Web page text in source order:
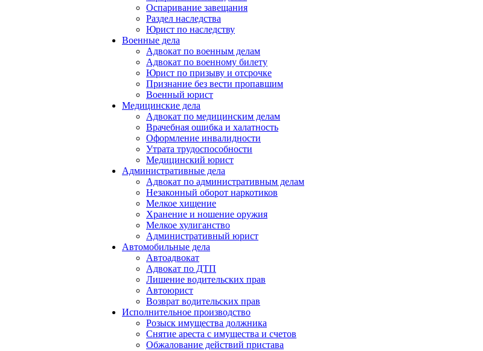
Оспаривание завещания
Раздел наследства
Юрист по наследству
Военные дела
Адвокат по военным делам
Адвокат по военному билету
Юрист по призыву и отсрочке
Признание без вести пропавшим
Военный юрист
Медицинские дела
Адвокат по медицинским делам
Врачебная ошибка и халатность
Оформление инвалидности
Утрата трудоспособности
Медицинский юрист
Административные дела
Адвокат по административным делам
Незаконный оборот наркотиков
Мелкое хищение
Хранение и ношение оружия
Мелкое хулиганство
Административный юрист
Автомобильные дела
Автоадвокат
Адвокат по ДТП
Лишение водительских прав
Автоюрист
Возврат водительских прав
Исполнительное производство
Розыск имущества должника
Снятие ареста с имущества и счетов
Обжалование действий пристава